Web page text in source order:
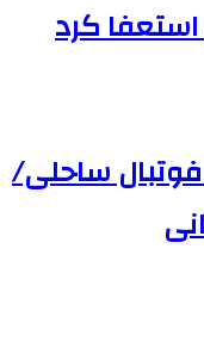
کرد
ساحلی/